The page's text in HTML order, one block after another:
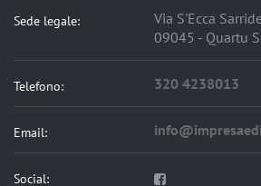
Sede legale:
Via S'Ecca
09045 - Quartu
Telefono: 320 4238013
Email:
Social: